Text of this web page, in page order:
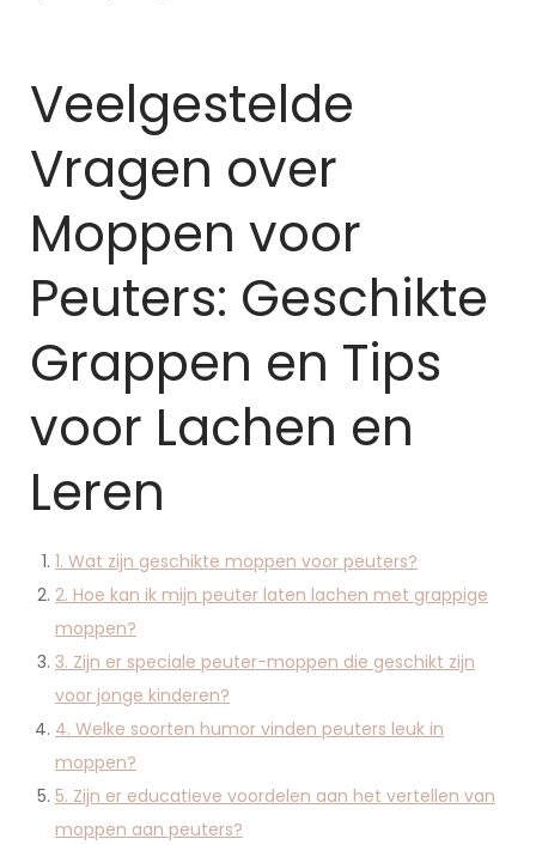
Veelgestelde
Vragen over
Moppen voor
Peuters: Geschikte
Grappen en Tips
voor Lachen en
Leren
1. Wat zijn geschikte moppen voor peuters?
2. Hoe kan ik mijn peuter laten lachen met grappige
moppen?
3. Zijn er speciale peuter-moppen die geschikt zijn
voor jonge kinderen?
4. Welke soorten humor vinden peuters leuk in
moppen?
5. Zijn er educatieve voordelen aan het vertellen van
moppen aan peuters?